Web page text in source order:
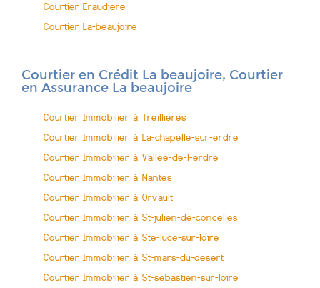
Courtier Eraudiere
Courtier La-beaujoire
Courtier en Crédit La beaujoire, Courtier
en Assurance La beaujoire
Courtier Immobilier à Treillieres
Courtier Immobilier à La-chapelle-sur-erdre
Courtier Immobilier à Vallee-de-l-erdre
Courtier Immobilier à Nantes
Courtier Immobilier à Orvault
Courtier Immobilier à St-julien-de-concelles
Courtier Immobilier à Ste-luce-sur-loire
Courtier Immobilier à St-mars-du-desert
Courtier Immobilier à St-sebastien-sur-loire